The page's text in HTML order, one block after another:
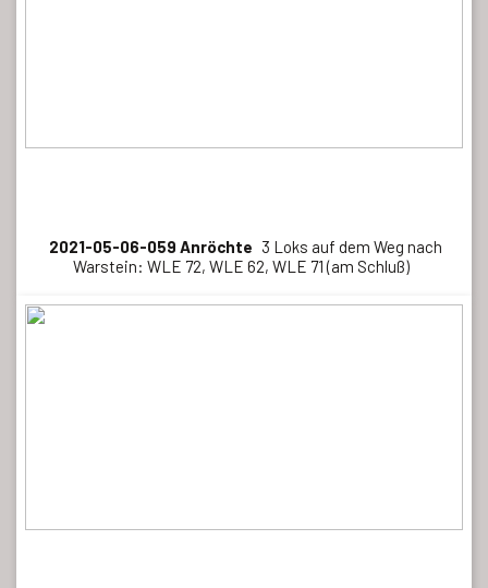
2021-05-06-059 Anröchte 3 Loks auf dem Weg nach
Warstein: WLE 72, WLE 62, WLE 71 (am Schluß)